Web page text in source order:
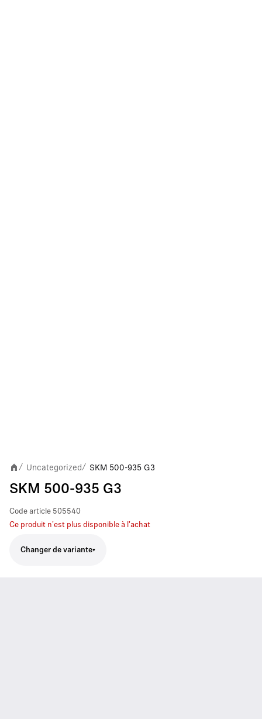
/ Uncategorized / SKM 500-935 G3
SKM 500-935 G3
Code article 505540
Ce produit n'est plus disponible à l'achat
Changer de variante